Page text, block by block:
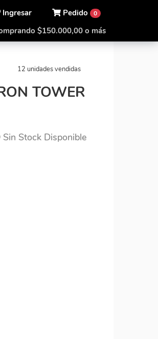
Pedido 0
Ingresar
$150.000,00 o más
12 unidades vendidas
TOWER
Sin Stock Disponible